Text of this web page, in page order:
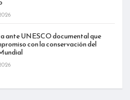
ante UNESCO documental que
con la conservación del